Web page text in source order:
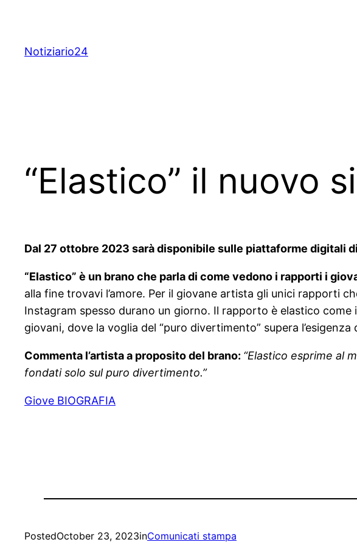
content
Notiziario24
“Elastico” il nuovo
Dal 27 ottobre 2023 sarà disponibile sulle piattaforme digitali
“Elastico” è un brano che parla di come vedono i rapporti i
alla fine trovavi l’amore. Per il giovane artista gli unici rapporti
Instagram spesso durano un giorno. Il rapporto è elastico
giovani, dove la voglia del “puro divertimento” supera
Commenta l’artista a proposito del brano: “Elastico esprime al
fondati solo sul puro divertimento.”
Giove BIOGRAFIA
PostedOctober 23, 2023inComunicati stampa